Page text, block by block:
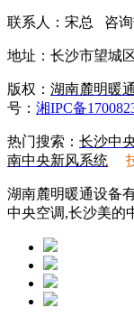
联系人：宋总 咨询
地址：长沙市望城
版权： 湖南麓明暖
号： 湘IPC备
热门搜索： 长沙中
南中央新风系统
湖南麓明暖通设备
中央空调,长沙美的